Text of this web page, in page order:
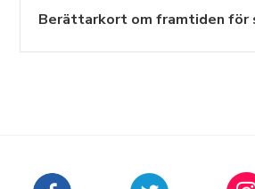
Berättarkort om framtiden för